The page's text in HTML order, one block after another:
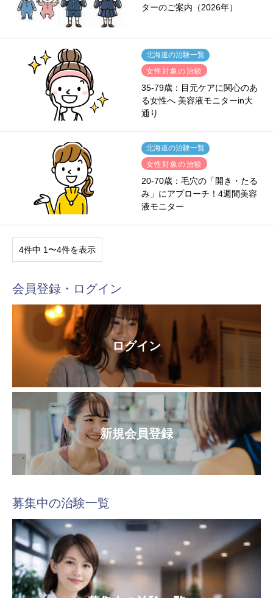
ターのご案内（2026年）
北海道の治験一覧
女性対象の治験
35-79歳：目元ケアに関心のあ
る女性へ 美容液モニターin大
通り
北海道の治験一覧
女性対象の治験
20-70歳：毛穴の「開き・たる
み」にアプローチ！4週間美容
液モニター
4件中 1〜4件を表示
会員登録・ログイン
ログイン
新規会員登録
募集中の治験一覧